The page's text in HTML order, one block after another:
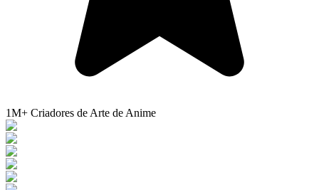
1M+ Criadores de Arte de Anime